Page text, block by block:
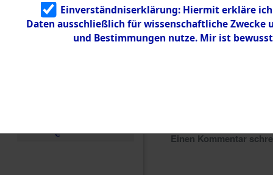
5.3.3
Todesmärsch
e Einen Kommentar
Einverständniserklärung: Hiermit erkläre
Daten ausschließlich für wissenschaftliche
und Bestimmungen nutze. Mir ist